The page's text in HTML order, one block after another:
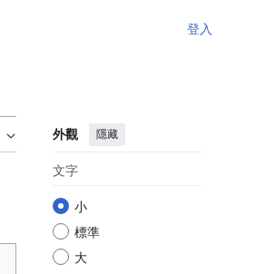
登入
外觀 隱藏
文字
小
標準
大